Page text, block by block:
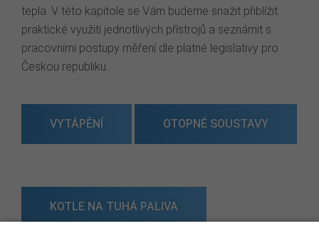
tepla. V této kapitole se Vám budeme snažit přiblížit
praktické využití jednotlivých přístrojů a seznámit s
pracovními postupy měření dle platné legislativy pro
Českou republiku.
VYTÁPĚNÍ OTOPNÉ SOUSTAVY
KOTLE NA TUHÁ PALIVA